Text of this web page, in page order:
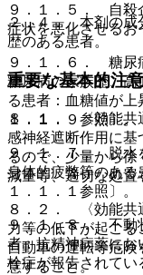
９．１．５． 自殺
症状を悪化させるお
９．１．６． 糖尿
糖尿病の家族歴、高
る患者：血糖値が上
１．１．９参照〕。
９．１．７． 脱水
身体的疲弊等のある
１．１．１参照〕。
９．１．８． 不動
者：抗精神病薬にお
栓症が報告されてい
２．４． 本剤の成
歴のある患者。
重要な基本的注
８．１． 〈効能共
感神経遮断作用に基
るので、少量から
減量等、適切な処置
８．２． 〈効能共
力等の低下が起こ
自動車の運転等危険
意すること。